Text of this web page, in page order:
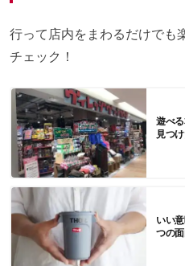
行って店内をまわるだけでも
チェック！
遊べ
見つ
いい
つの